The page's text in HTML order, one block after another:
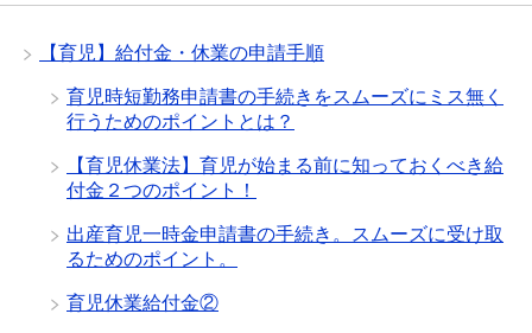
【育児】給付金・休業の申請手順
育児時短勤務申請書の手続きをスムーズにミス無く
行うためのポイントとは？
【育児休業法】育児が始まる前に知っておくべき給
付金２つのポイント！
出産育児一時金申請書の手続き。スムーズに受け取
るためのポイント。
育児休業給付金②